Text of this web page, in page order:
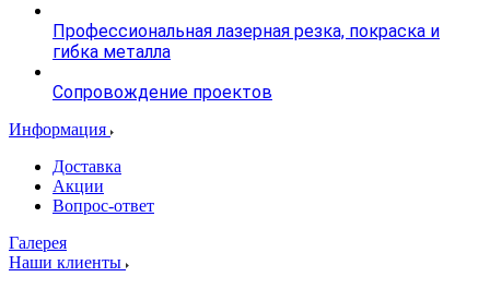
Профессиональная лазерная резка, покраска и
гибка металла
Сопровождение проектов
Информация
Доставка
Акции
Вопрос-ответ
Галерея
Наши клиенты